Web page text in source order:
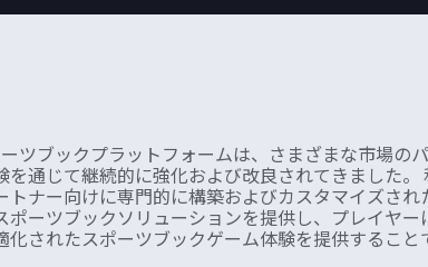
ツブックプラットフォームは、さまざまな市場の
を通じて継続的に強化および改良されてきました。
トナー向けに専門的に構築およびカスタマイズされ
ポーツブックソリューションを提供し、プレイヤー
化されたスポーツブックゲーム体験を提供すること